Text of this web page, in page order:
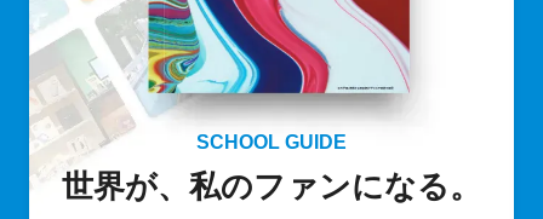
SCHOOL GUIDE
世界が、私のファンになる。